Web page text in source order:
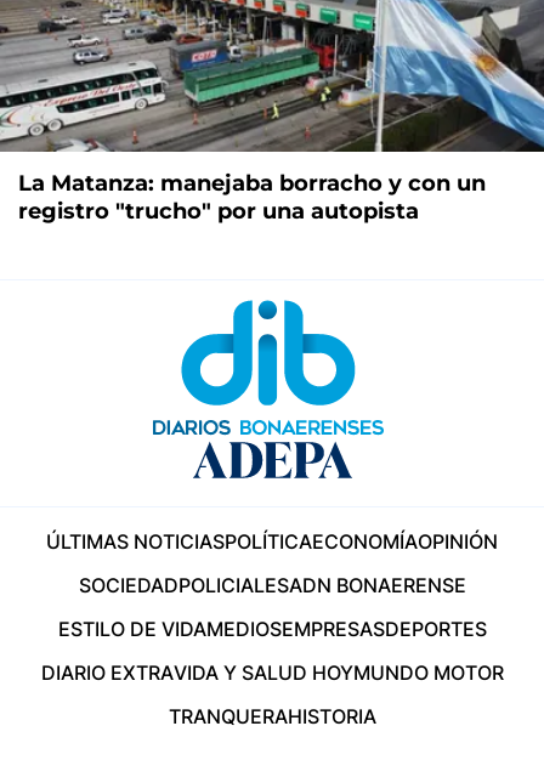
La Matanza: manejaba borracho y con un
registro "trucho" por una autopista
ÚLTIMAS NOTICIASPOLÍTICAECONOMÍAOPINIÓN
SOCIEDADPOLICIALESADN BONAERENSE
ESTILO DE VIDAMEDIOSEMPRESASDEPORTES
DIARIO EXTRAVIDA Y SALUD HOYMUNDO MOTOR
TRANQUERAHISTORIA